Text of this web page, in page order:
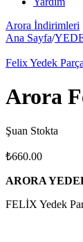
Arora İndirimleri
Ana Sayfa/
Felix Yedek Parça
Arora
Şuan Stokta
₺660.00
ARORA
FELİX Yedek